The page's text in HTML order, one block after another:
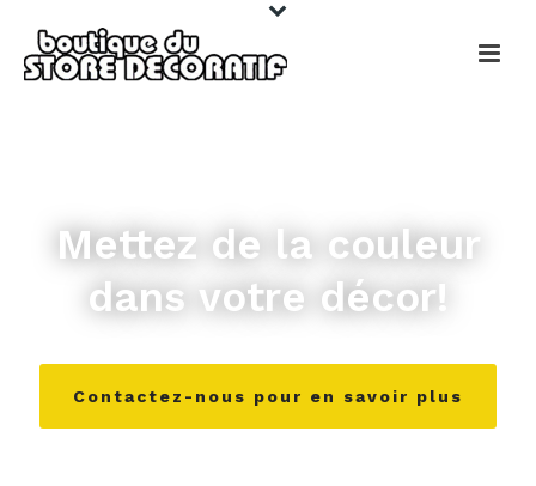
Mettez de la couleur
dans votre décor!
Contactez-nous pour en savoir plus